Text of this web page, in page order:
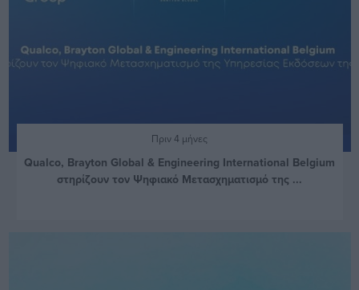
Πριν 4 μήνες
Qualco, Brayton Global & Engineering International Belgium
στηρίζουν τον Ψηφιακό Μετασχηματισμό της ...